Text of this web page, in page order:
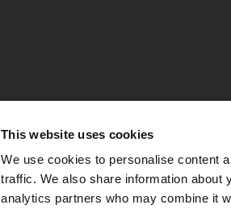
This website uses cookies
We use cookies to personalise content
traffic. We also share information about
analytics partners who may combine it